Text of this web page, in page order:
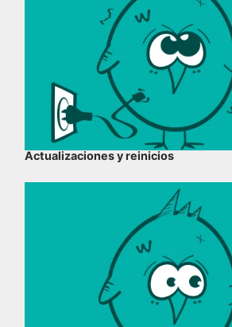
Actualizaciones y reinicios